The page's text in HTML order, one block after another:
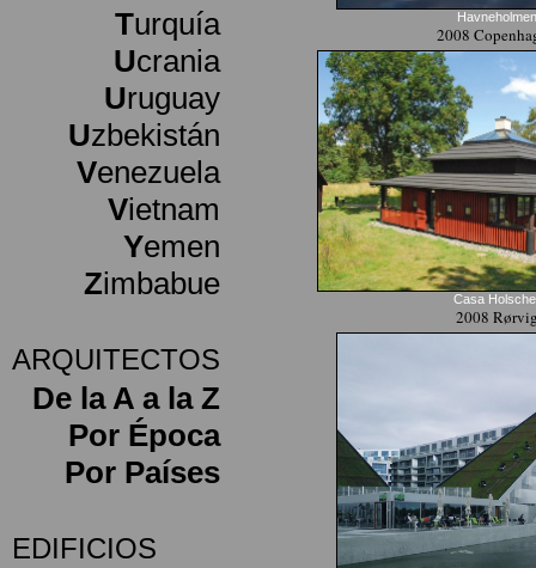
Turquía
Ucrania
Uruguay
Uzbekistán
Venezuela
Vietnam
Yemen
Zimbabue
ARQUITECTOS
De la A a la Z
Por Época
Por Países
EDIFICIOS
Havneholmen
2008
Casa
2008